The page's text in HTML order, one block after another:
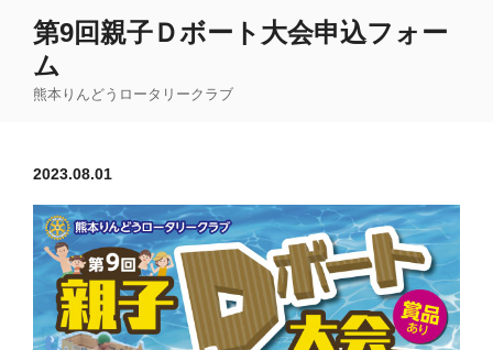
第9回親子Ｄボート大会申込フォー
ム
熊本りんどうロータリークラブ
2023.08.01